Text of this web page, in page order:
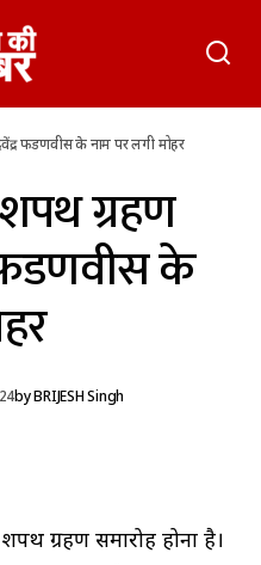
फडणवीस के नाम पर लगी मोहर
फडणवीस के नाम पर लगी मोहर
ग्रहण
फडणवीस के
byBRIJESH Singh
ग्रहण समारोह होना है।